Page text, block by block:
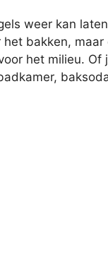
weer kan
bakken, maar
het milieu.